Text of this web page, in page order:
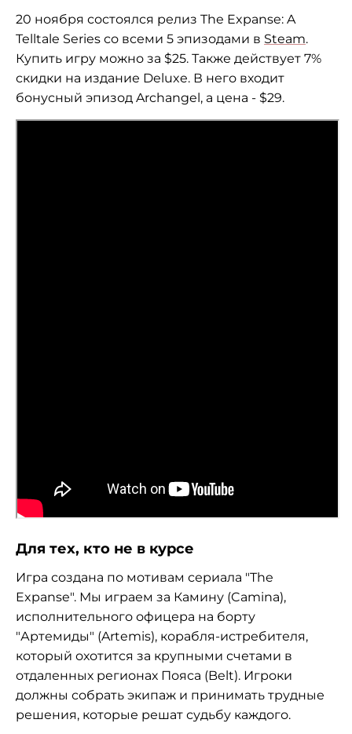
20 ноября состоялся релиз The Expanse: A
Telltale Series со всеми 5 эпизодами в Steam.
Купить игру можно за $25. Также действует 7%
скидки на издание Deluxe. В него входит
бонусный эпизод Archangel, а цена - $29.
Для тех, кто не в курсе
Игра создана по мотивам сериала "The
Expanse". Мы играем за Камину (Camina),
исполнительного офицера на борту
"Артемиды" (Artemis), корабля-истребителя,
который охотится за крупными счетами в
отдаленных регионах Пояса (Belt). Игроки
должны собрать экипаж и принимать трудные
решения, которые решат судьбу каждого.